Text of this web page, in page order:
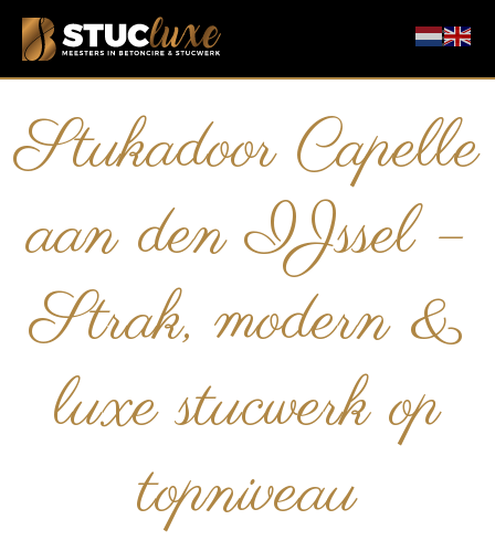
Stukadoor Capelle
aan den IJssel –
Strak, modern &
luxe stucwerk op
topniveau